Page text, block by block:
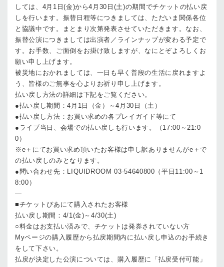
しては、4月1日(金)から4月30日(土)の期間でチケットの払い戻
しを行います。振替日程等につきましては、ただいま関係各位
と協議中です。まとまり次第発表させていただきます。なお、
振替公演につきましては出演者／ラインナップが変わる予定で
す。お手数、ご面倒をお掛け致しますが、なにとぞよろしくお
願い申し上げます。
被災地におかれましては、一日も早く普段の生活に戻れますよ
う、皆様のご無事を心よりお祈り申し上げます。
払い戻し方法の詳細は下記をご覧ください。
●払い戻し期間：4月1日（金）～4月30日（土）
●払い戻し方法：お買い求めの各プレイガイド等にて
●ライブ当日、会場での払い戻しも行います。（17:00～21:0
0）
※e＋にてお買い求め頂いたお客様は申し訳ありませんがe＋で
の払い戻しのみとなります。
●問い合わせ先：LIQUIDROOM 03-54640800（平日11:00～1
8:00）
—
■チケットぴあにて購入されたお客様
払い戻し期間：4/1(金)～4/30(土)
○料金はお支払い済みで、チケットは発券されていない方
Myページの購入履歴から払戻期間内に払い戻し申込のお手続き
をして下さい。
払戻が決定した公演については、購入履歴に「払戻受付可能」